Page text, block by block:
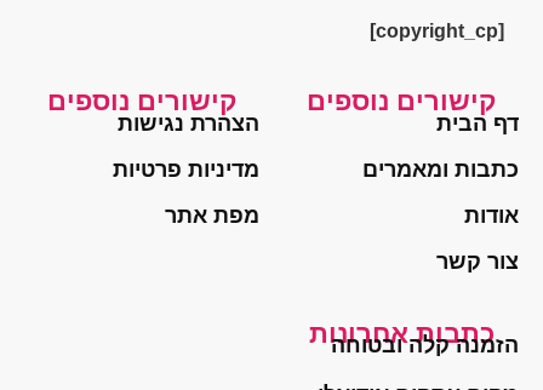
[copyright_cp]
קישורים נוספים
דף הבית
כתבות ומאמרים
אודות
צור קשר
קישורים נוספים
הצהרת נגישות
מדיניות פרטיות
מפת אתר
כתבות אחרונות
הזמנה קלה ובטוחה